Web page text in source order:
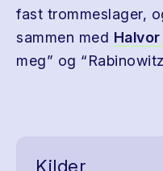
fast trommeslager,
sammen med
meg” og
Kilder